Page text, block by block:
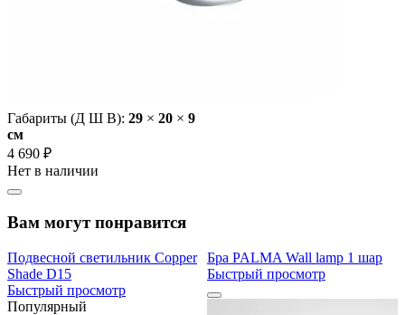
Габариты (Д Ш В): 29 × 20 × 9
cм
4 690 ₽
Нет в наличии
Вам могут понравится
Подвесной светильник Copper
Shade D15
Быстрый просмотр
Популярный
Бра PALMA Wall lamp 1 шар
Быстрый просмотр